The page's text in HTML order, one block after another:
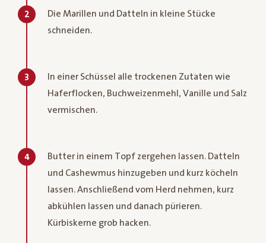
2
Die Marillen und Datteln in kleine Stücke
schneiden.
3
In einer Schüssel alle trockenen Zutaten wie
Haferflocken, Buchweizenmehl, Vanille und Salz
vermischen.
4
Butter in einem Topf zergehen lassen. Datteln
und Cashewmus hinzugeben und kurz köcheln
lassen. Anschließend vom Herd nehmen, kurz
abkühlen lassen und danach pürieren.
Kürbiskerne grob hacken.